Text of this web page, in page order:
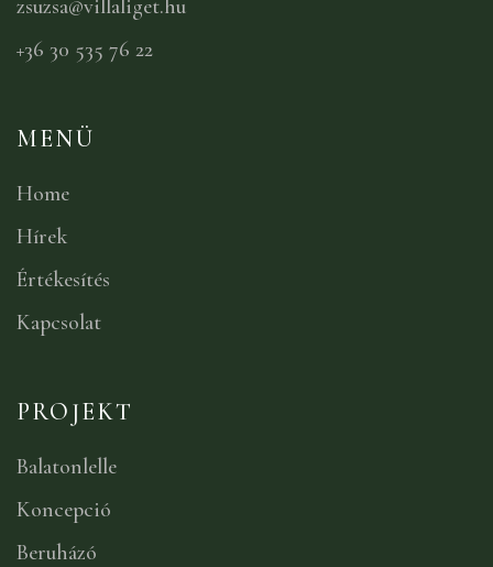
zsuzsa@villaliget.hu
+36 30 535 76 22
MENÜ
Home
Hírek
Értékesítés
Kapcsolat
PROJEKT
Balatonlelle
Koncepció
Beruházó